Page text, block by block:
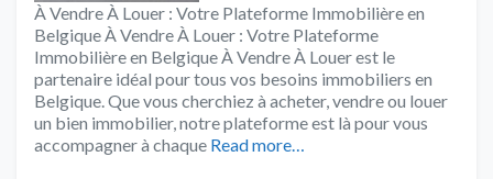
À Vendre À Louer : Votre Plateforme Immobilière en
Belgique À Vendre À Louer : Votre Plateforme
Immobilière en Belgique À Vendre À Louer est le
partenaire idéal pour tous vos besoins immobiliers en
Belgique. Que vous cherchiez à acheter, vendre ou louer
un bien immobilier, notre plateforme est là pour vous
accompagner à chaque Read more…